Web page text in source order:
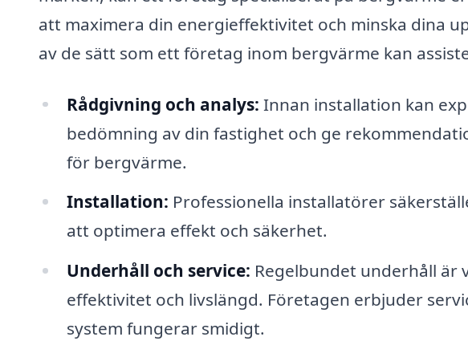
att maximera din energieffektivitet och minska dina
av de sätt som ett företag inom bergvärme kan
Rådgivning och analys: Innan installation kan
bedömning av din fastighet och ge
för bergvärme.
Installation: Professionella installatörer
att optimera effekt och säkerhet.
Underhåll och service: Regelbundet underhåll är
effektivitet och livslängd. Företagen erbjuder
system fungerar smidigt.